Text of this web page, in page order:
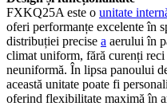
FXKQ25A este o unitate
oferi performanțe excelente în
distribuției precise a aerului în
climat uniform, fără curenți reci
neuniformă. În lipsa panoului
această unitate poate fi
oferind flexibilitate maximă în